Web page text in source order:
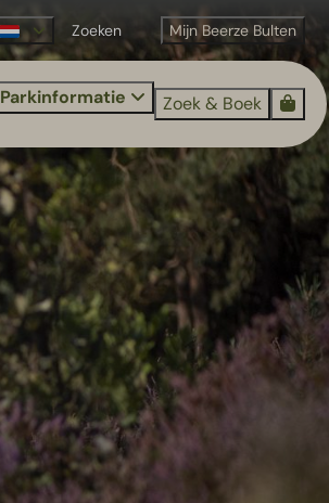
Mijn Beerze Bulten
Parkinformatie Zoek & Boek